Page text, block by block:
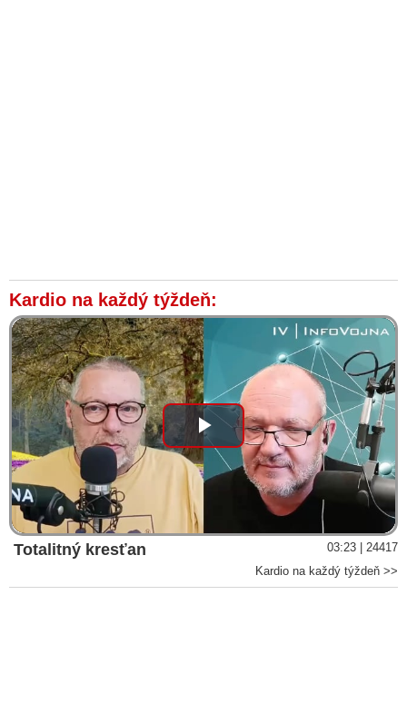
Kardio na každý týždeň:
Play
Video
Totalitný kresťan
03:23 | 24417
Kardio na každý týždeň >>